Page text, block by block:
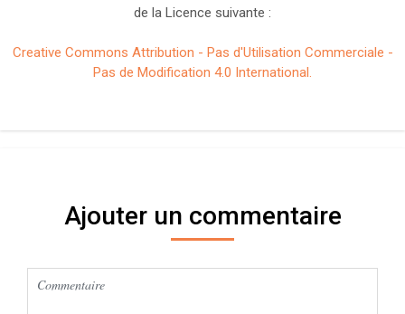
de la Licence suivante :
Creative Commons Attribution - Pas d'Utilisation Commerciale -
Pas de Modification 4.0 International.
Ajouter un commentaire